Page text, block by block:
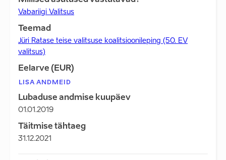
Vabariigi Valitsus
Teemad
Jüri Ratase teise valitsuse koalitsioonileping (50. EV
valitsus)
Eelarve (EUR)
LISA ANDMEID
Lubaduse andmise kuupäev
01.01.2019
Täitmise tähtaeg
31.12.2021